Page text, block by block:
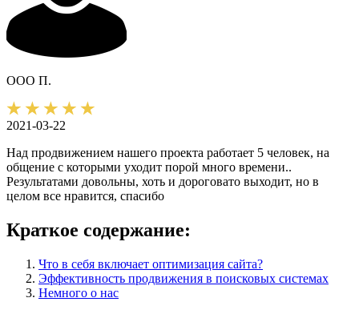
ООО П.
2021-03-22
Над продвижением нашего проекта работает 5 человек, на
общение с которыми уходит порой много времени..
Результатами довольны, хоть и дороговато выходит, но в
целом все нравится, спасибо
Краткое содержание:
Что в себя включает оптимизация сайта?
Эффективность продвижения в поисковых системах
Немного о нас